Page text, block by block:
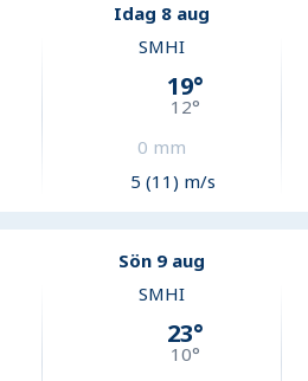
Idag 8 aug
SMHI
19°
12°
0 mm
5 (11) m/s
Sön 9 aug
SMHI
23°
10°